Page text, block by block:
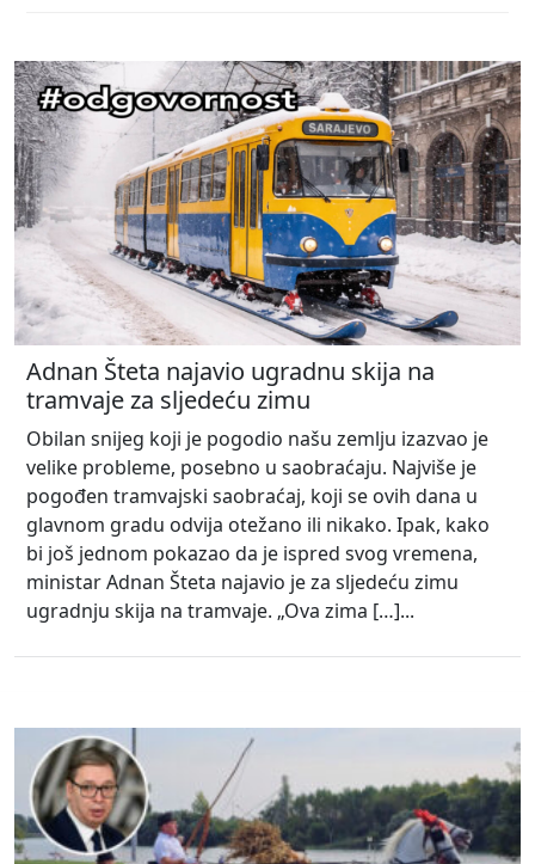
Adnan Šteta najavio ugradnu skija na
tramvaje za sljedeću zimu
Obilan snijeg koji je pogodio našu zemlju izazvao je
velike probleme, posebno u saobraćaju. Najviše je
pogođen tramvajski saobraćaj, koji se ovih dana u
glavnom gradu odvija otežano ili nikako. Ipak, kako
bi još jednom pokazao da je ispred svog vremena,
ministar Adnan Šteta najavio je za sljedeću zimu
ugradnju skija na tramvaje. „Ova zima […]...